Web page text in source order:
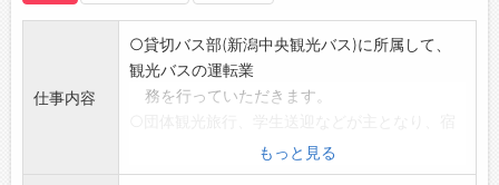
仕事内容
○貸切バス部(新潟中央観光バス)に所属して、
観光バスの運転業
務を行っていただきます。
泊を伴う運行もあり
ます。
もっと見る